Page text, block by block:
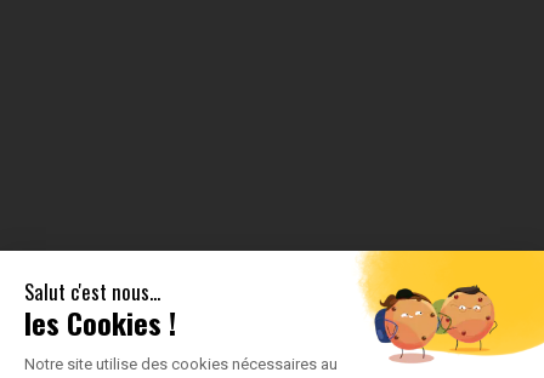
Salut c'est nous...
les Cookies !
Notre site utilise des cookies nécessaires au